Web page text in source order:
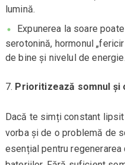
lumină.
Expunerea la soare
serotonină, hormonul
de bine și nivelul de energie.
Prioritizează somnul și
Dacă te simți constant
vorba și de o problemă de
esențial pentru